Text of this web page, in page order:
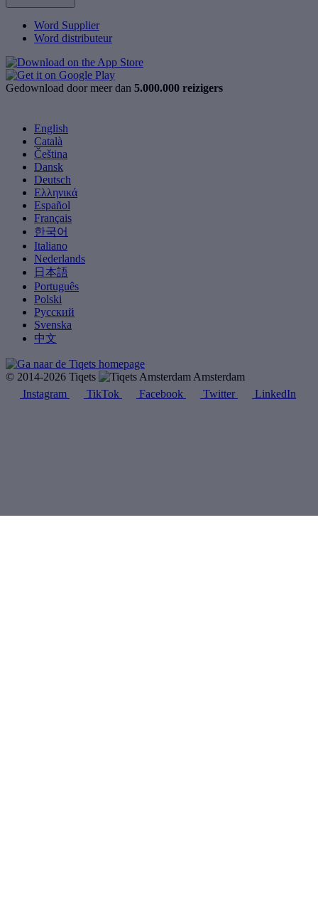
Word Supplier
Word distributeur
Gedownload door meer dan 5.000.000 reizigers
English
Català
Čeština
Dansk
Deutsch
Ελληνικά
Español
Français
한국어
Italiano
Nederlands
日本語
Português
Polski
Русский
Svenska
中文
© 2014-2026 Tiqets
Amsterdam
Instagram
TikTok Facebook Twitter LinkedIn